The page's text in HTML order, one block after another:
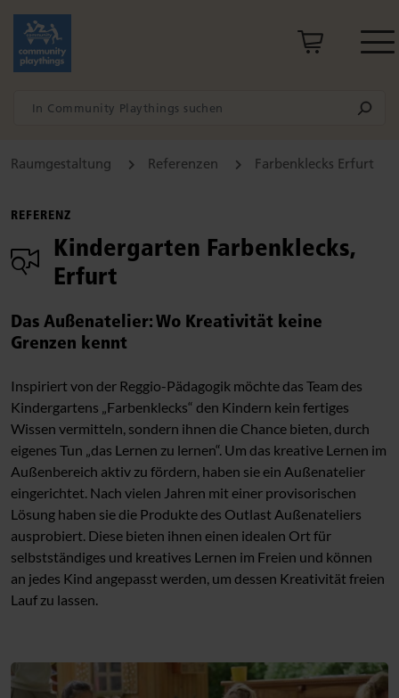
Raumgestaltung Referenzen Farbenklecks Erfurt
REFERENZ
Kindergarten Farbenklecks,
Erfurt
Das Außenatelier: Wo Kreativität keine
Grenzen kennt
Inspiriert von der Reggio-Pädagogik möchte das Team des
Kindergartens „Farbenklecks“ den Kindern kein fertiges
Wissen vermitteln, sondern ihnen die Chance bieten, durch
eigenes Tun „das Lernen zu lernen“. Um das kreative Lernen im
Außenbereich aktiv zu fördern, haben sie ein Außenatelier
eingerichtet. Nach vielen Jahren mit einer provisorischen
Lösung haben sie die Produkte des Outlast Außenateliers
ausprobiert. Diese bieten ihnen einen idealen Ort für
selbstständiges und kreatives Lernen im Freien und können
an jedes Kind angepasst werden, um dessen Kreativität freien
Lauf zu lassen.